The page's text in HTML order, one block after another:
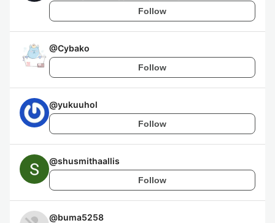
Follow
@Cybako
Follow
@yukuuhol
Follow
@shusmithaallis
Follow
@buma5258